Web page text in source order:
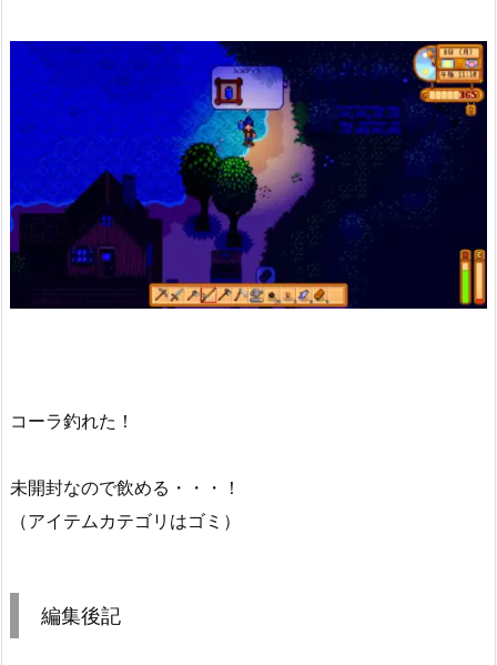
コーラ釣れた！
未開封なので飲める・・・！
（アイテムカテゴリはゴミ）
編集後記